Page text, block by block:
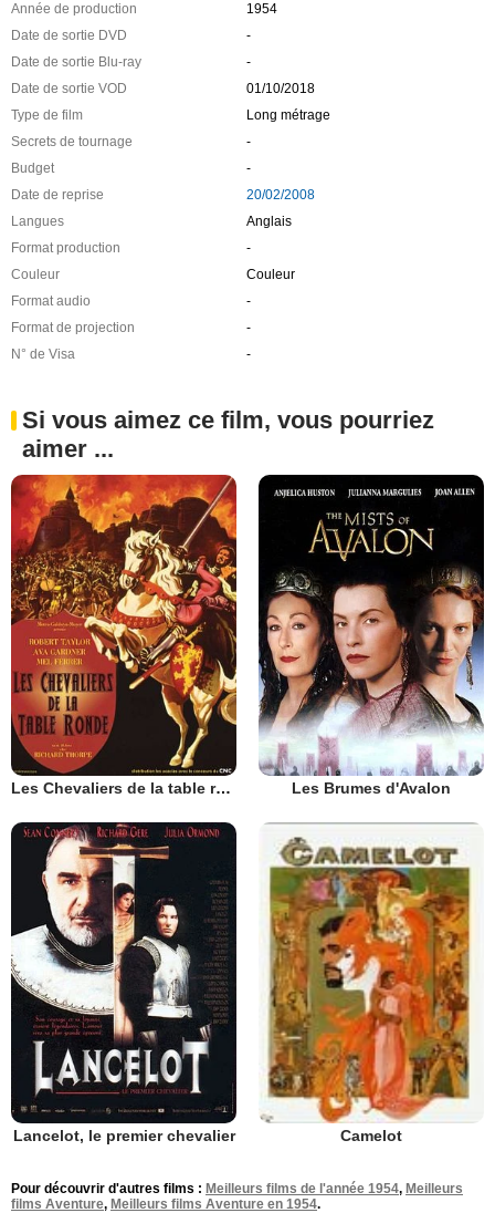
Année de production
1954
Date de sortie DVD
-
Date de sortie Blu-ray
-
Date de sortie VOD
01/10/2018
Type de film
Long métrage
Secrets de tournage
-
Budget
-
Date de reprise
20/02/2008
Langues
Anglais
Format production
-
Couleur
Couleur
Format audio
-
Format de projection
-
N° de Visa
-
Si vous aimez ce film, vous pourriez
aimer ...
Les Chevaliers de la table ronde Les Brumes d'Avalon
Lancelot, le premier chevalier Camelot
Pour découvrir d'autres films : Meilleurs films de l'année 1954, Meilleurs
films Aventure, Meilleurs films Aventure en 1954.